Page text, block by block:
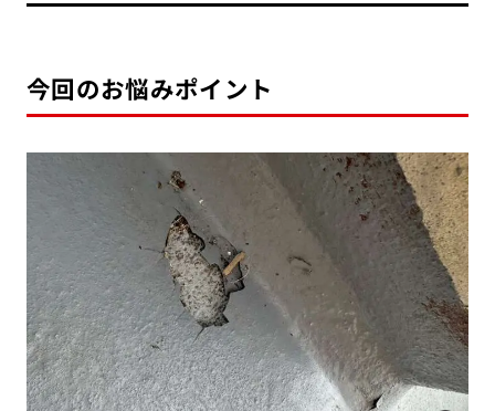
今回のお悩みポイント